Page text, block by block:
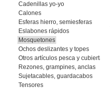
Cadenillas yo-yo
Calones
Esferas hierro, semiesferas
Eslabones rápidos
Mosquetones
Ochos deslizantes y topes
Otros artículos pesca y cubierta
Rezones, grampines, anclas
Sujetacables, guardacabos
Tensores